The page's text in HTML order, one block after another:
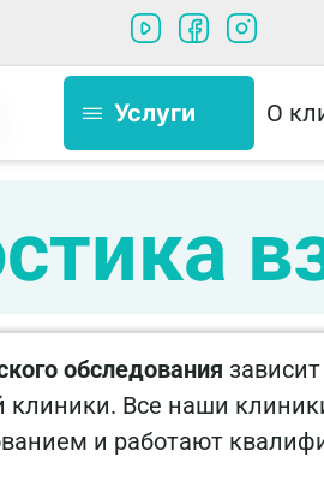
Услуги О
обследования
клиники. Все наши
и работают